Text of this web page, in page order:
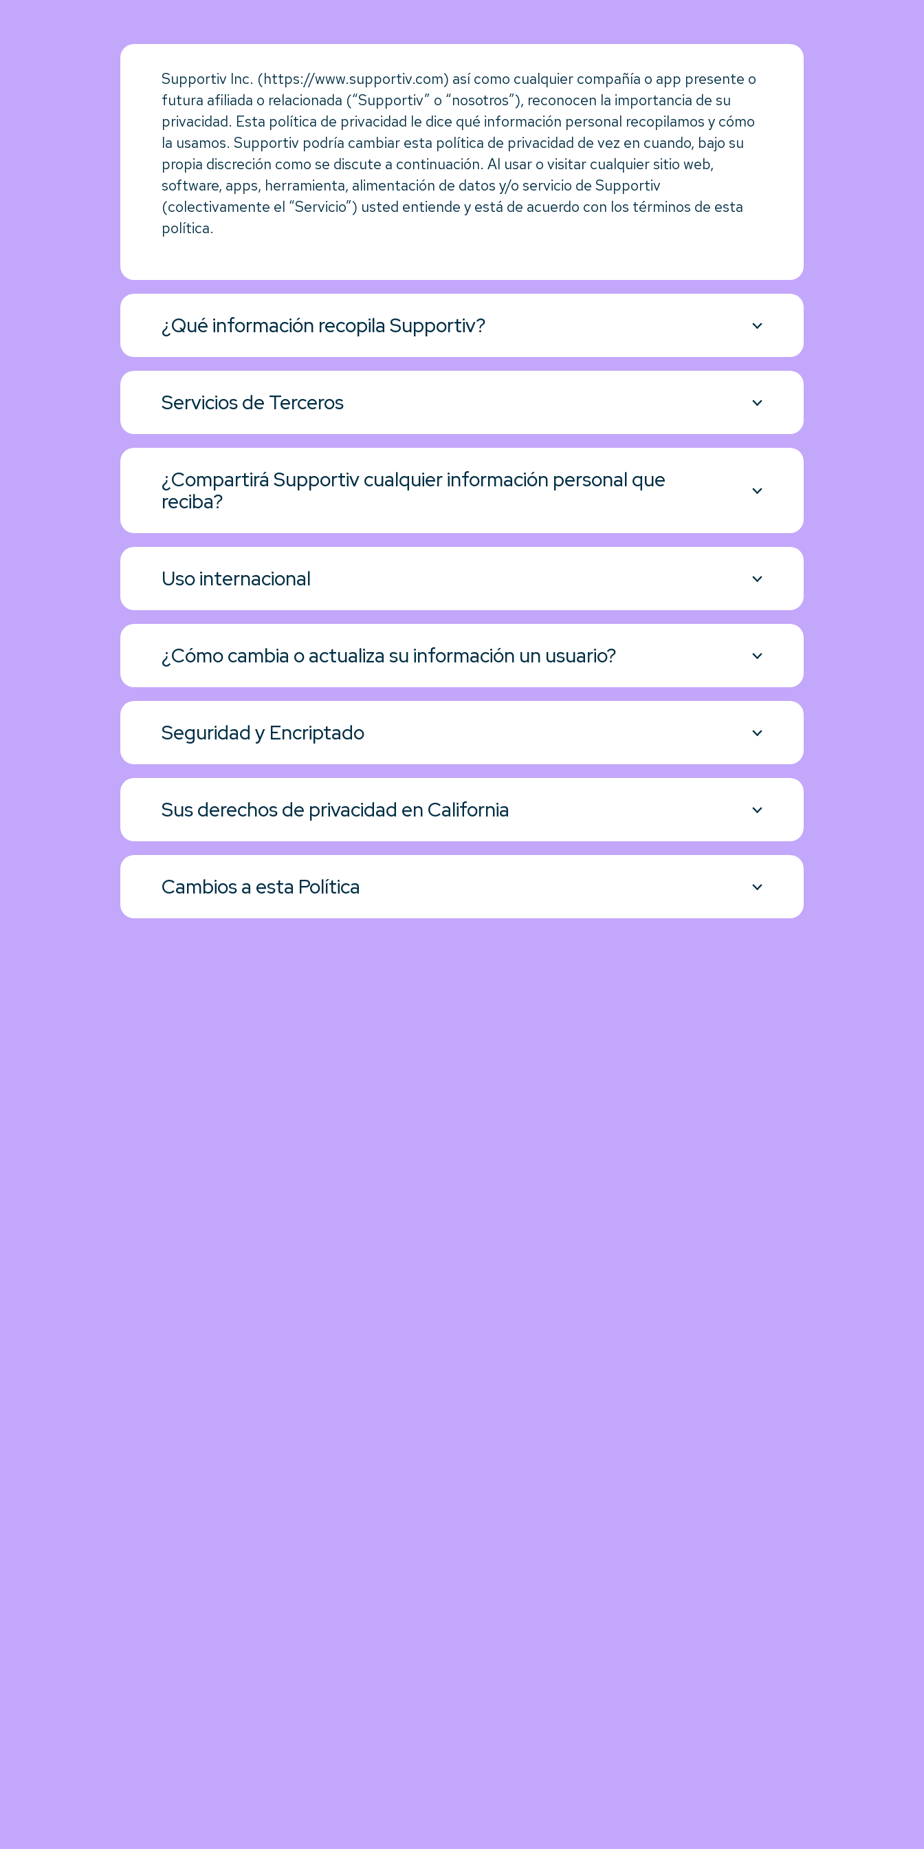
Supportiv Inc. (https://www.supportiv.com) así como cualquier compañía o app presente o
futura afiliada o relacionada (“Supportiv” o “nosotros”), reconocen la importancia de su
privacidad. Esta política de privacidad le dice qué información personal recopilamos y cómo
la usamos. Supportiv podría cambiar esta política de privacidad de vez en cuando, bajo su
propia discreción como se discute a continuación. Al usar o visitar cualquier sitio web,
software, apps, herramienta, alimentación de datos y/o servicio de Supportiv
(colectivamente el “Servicio”) usted entiende y está de acuerdo con los términos de esta
política.
¿Qué información recopila Supportiv?
Servicios de Terceros
¿Compartirá Supportiv cualquier información personal que
reciba?
Uso internacional
¿Cómo cambia o actualiza su información un usuario?
Seguridad y Encriptado
Sus derechos de privacidad en California
Cambios a esta Política